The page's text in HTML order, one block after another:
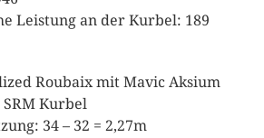
Leistung an der Kurbel: 189
Roubaix mit Mavic Aksium
Kurbel
34 – 32 = 2,27m